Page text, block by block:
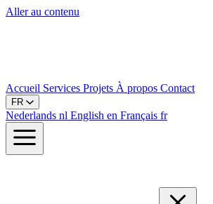
Aller au contenu
Accueil Services Projets À propos Contact
FR
Nederlands nl English en Français fr